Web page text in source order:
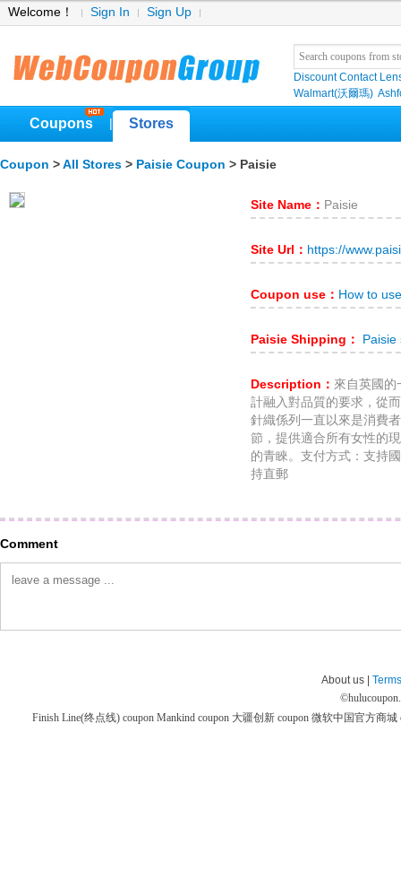
Welcome！ Sign In Sign Up
Discount Contact
Walmart(沃爾瑪)
Coupons Stores
Coupon > All Stores > Paisie Coupon > Paisie
Site Name： Paisie
Site Url： https://
Coupon use： How to
Paisie Shipping： Paisie
Description： 來自英國的
計融入對品質的要求，從
針織係列一直以來是消費
節，提供適合所有女性的
的青睞。支付方式：支持
持直郵
Comment
About us |
©
Finish Line(终点线) coupon Mankind coupon 大疆创新 coupon 微软中国官方商城